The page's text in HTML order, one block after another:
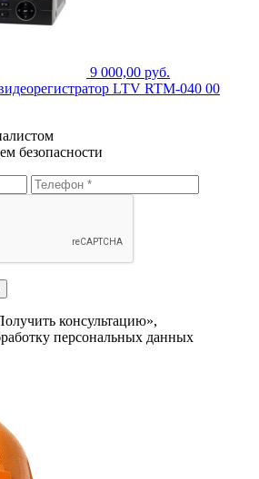
9 000,00 руб.
LTV RTM-040 00
безопасности
консультацию»,
персональных данных